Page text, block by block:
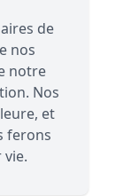
de
nos
notre
Nos
et
ferons